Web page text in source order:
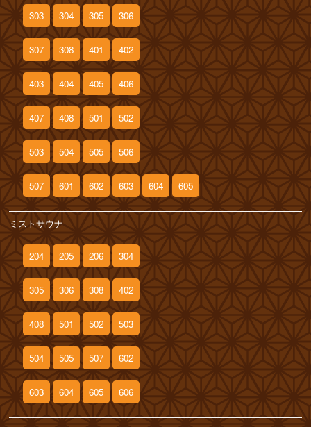
303 304 305 306
307 308 401 402
403 404 405 406
407 408 501 502
503 504 505 506
507 601 602 603 604 605
ミストサウナ
204 205 206 304
305 306 308 402
408 501 502 503
504 505 507 602
603 604 605 606